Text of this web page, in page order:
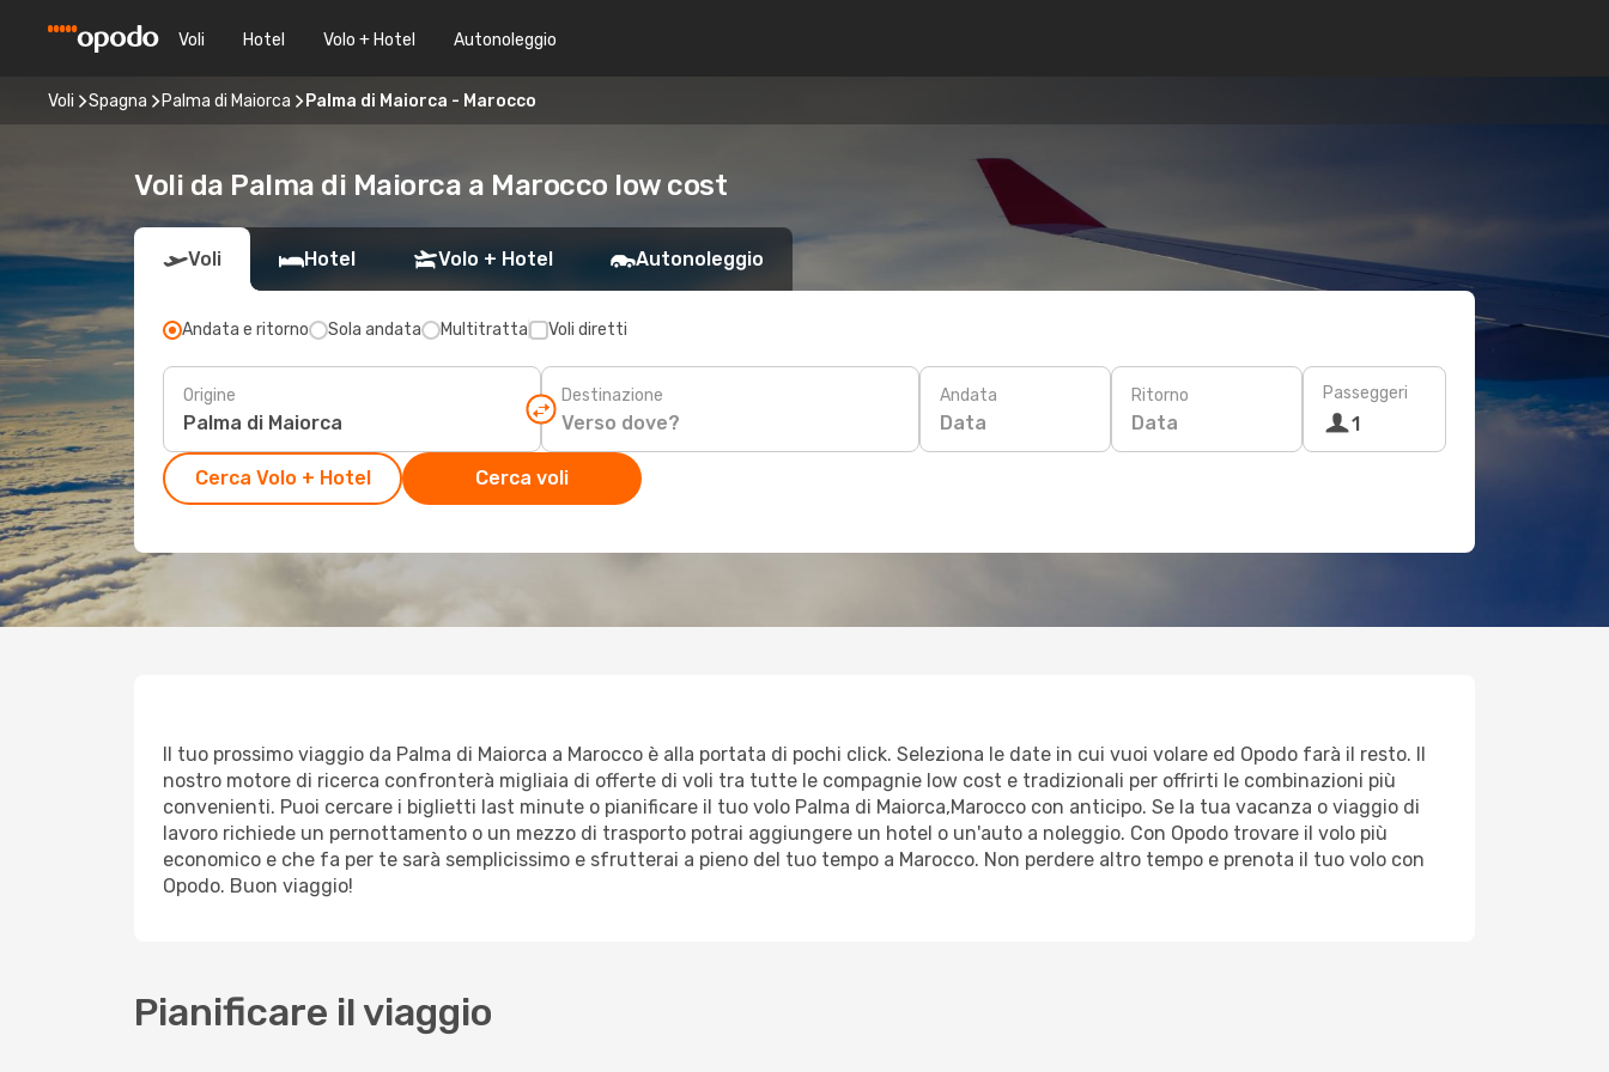
Voli Hotel Volo + Hotel Autonoleggio
Voli Spagna Palma di Maiorca Palma di Maiorca - Marocco
Voli da Palma di Maiorca a Marocco low cost
Voli Hotel Volo + Hotel Autonoleggio
Andata e ritorno Sola andata Multitratta Voli diretti
Origine Destinazione Andata
Data
Ritorno
Data
Passeggeri
1
Cerca Volo + Hotel Cerca voli
Il tuo prossimo viaggio da Palma di Maiorca a Marocco è alla portata di pochi click. Seleziona le date in cui vuoi volare ed Opodo farà il resto. Il
nostro motore di ricerca confronterà migliaia di offerte di voli tra tutte le compagnie low cost e tradizionali per offrirti le combinazioni più
convenienti. Puoi cercare i biglietti last minute o pianificare il tuo volo Palma di Maiorca,Marocco con anticipo. Se la tua vacanza o viaggio di
lavoro richiede un pernottamento o un mezzo di trasporto potrai aggiungere un hotel o un'auto a noleggio. Con Opodo trovare il volo più
economico e che fa per te sarà semplicissimo e sfrutterai a pieno del tuo tempo a Marocco. Non perdere altro tempo e prenota il tuo volo con
Opodo. Buon viaggio!
Pianificare il viaggio